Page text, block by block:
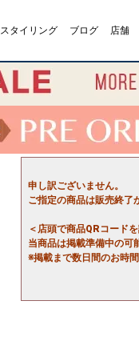
スタイリング ブログ 店舗
申し訳ございません。
ご指定の商品は販売終了
＜店頭で商品QRコード
当商品は掲載準備中の可
※掲載まで数日間のお時